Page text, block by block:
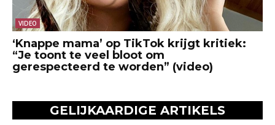
VIDEO
‘Knappe mama’ op TikTok krijgt kritiek:
“Je toont te veel bloot om
gerespecteerd te worden” (video)
GELIJKAARDIGE ARTIKELS